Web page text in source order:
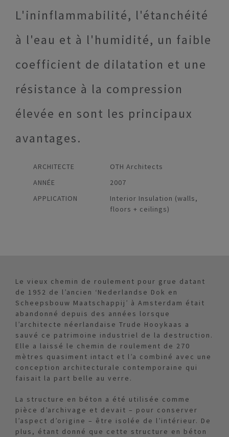
L'ininflammabilité, l'étanchéité
à l'eau et à l'humidité, un faible
coefficient de dilatation et une
résistance à la compression
élevée en sont les principaux
avantages.
ARCHITECTE
OTH Architects
ANNÉE
2007
APPLICATION
Interior Insulation (walls,
floors + ceilings)
Le vieux chemin de roulement pour grue datant
de 1952 de l’ancien ‘Nederlandse Dok en
Scheepsbouw Maatschappij’ à Amsterdam était
abandonné depuis des années lorsque
l’architecte néerlandaise Trude Hooykaas a
sauvé ce patrimoine industriel de la destruction.
Elle a laissé le chemin de roulement de 270
mètres quasiment intact et l’a combiné avec une
conception architecturale contemporaine qui
faisait la part belle au verre.
La structure en béton a été utilisée comme
pièce d’archivage et devait – pour conserver
l’aspect d’origine – être isolée de l’intérieur. De
plus, étant donné que cette structure en béton